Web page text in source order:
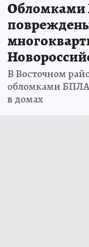
В Восточном
обломками
в домах